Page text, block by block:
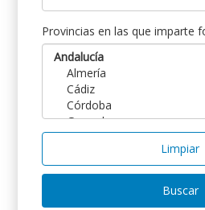
Provincias en las que imparte
Limpiar
Buscar